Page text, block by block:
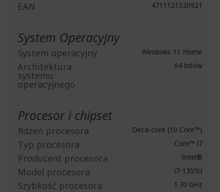
EAN 4711121520921
System Operacyjny
System operacyjny Windows 11 Home
Architektura
systemu
operacyjnego
64 bitów
Procesor i chipset
Rdzeń procesora Deca-core (10 Core™)
Typ procesora Core™ i7
Producent procesora Intel®
Model procesora i7-1355U
Szybkość procesora 1.70 GHz